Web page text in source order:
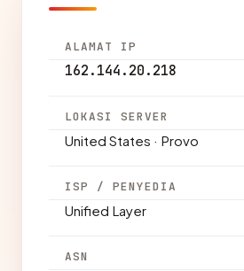
ALAMAT IP
162.144.20.218
LOKASI SERVER
United States · Provo
ISP / PENYEDIA
Unified Layer
ASN